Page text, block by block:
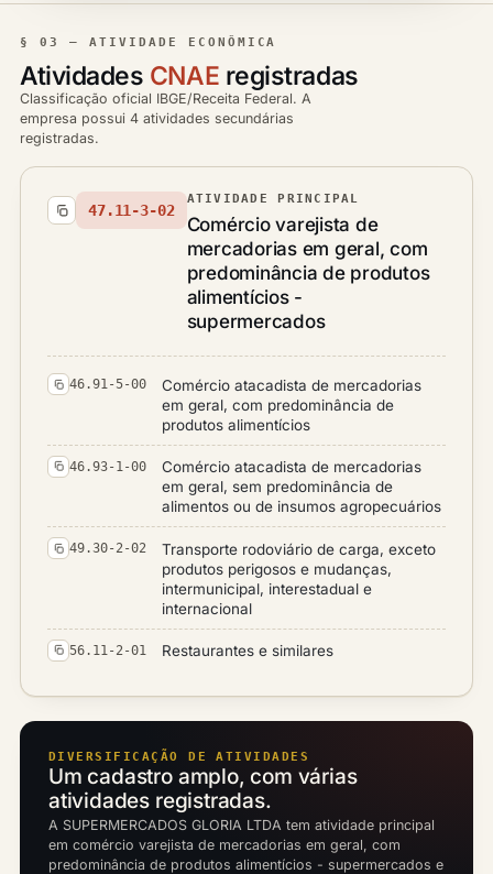
§ 03 — ATIVIDADE ECONÔMICA
Atividades CNAE registradas
Classificação oficial IBGE/Receita Federal. A
empresa possui 4 atividades secundárias
registradas.
47.11-3-02
ATIVIDADE PRINCIPAL
Comércio varejista de
mercadorias em geral, com
predominância de produtos
alimentícios -
supermercados
46.91-5-00
Comércio atacadista de mercadorias
em geral, com predominância de
produtos alimentícios
46.93-1-00
Comércio atacadista de mercadorias
em geral, sem predominância de
alimentos ou de insumos agropecuários
49.30-2-02
Transporte rodoviário de carga, exceto
produtos perigosos e mudanças,
intermunicipal, interestadual e
internacional
56.11-2-01 Restaurantes e similares
DIVERSIFICAÇÃO DE ATIVIDADES
Um cadastro amplo, com várias
atividades registradas.
A SUPERMERCADOS GLORIA LTDA tem atividade principal
em comércio varejista de mercadorias em geral, com
predominância de produtos alimentícios - supermercados e